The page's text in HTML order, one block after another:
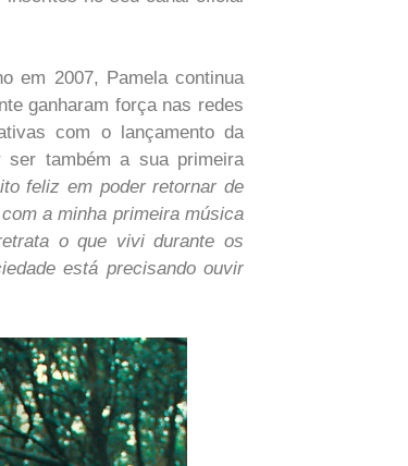
em 2007, Pamela continua
ganharam força nas redes
com o lançamento da
ser também a sua primeira
feliz em poder retornar de
a minha primeira música
o que vivi durante os
está precisando ouvir